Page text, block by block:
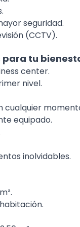
seguridad.
(CCTV).
tu
center.
nivel.
cualquier
equipado.
inolvidables.